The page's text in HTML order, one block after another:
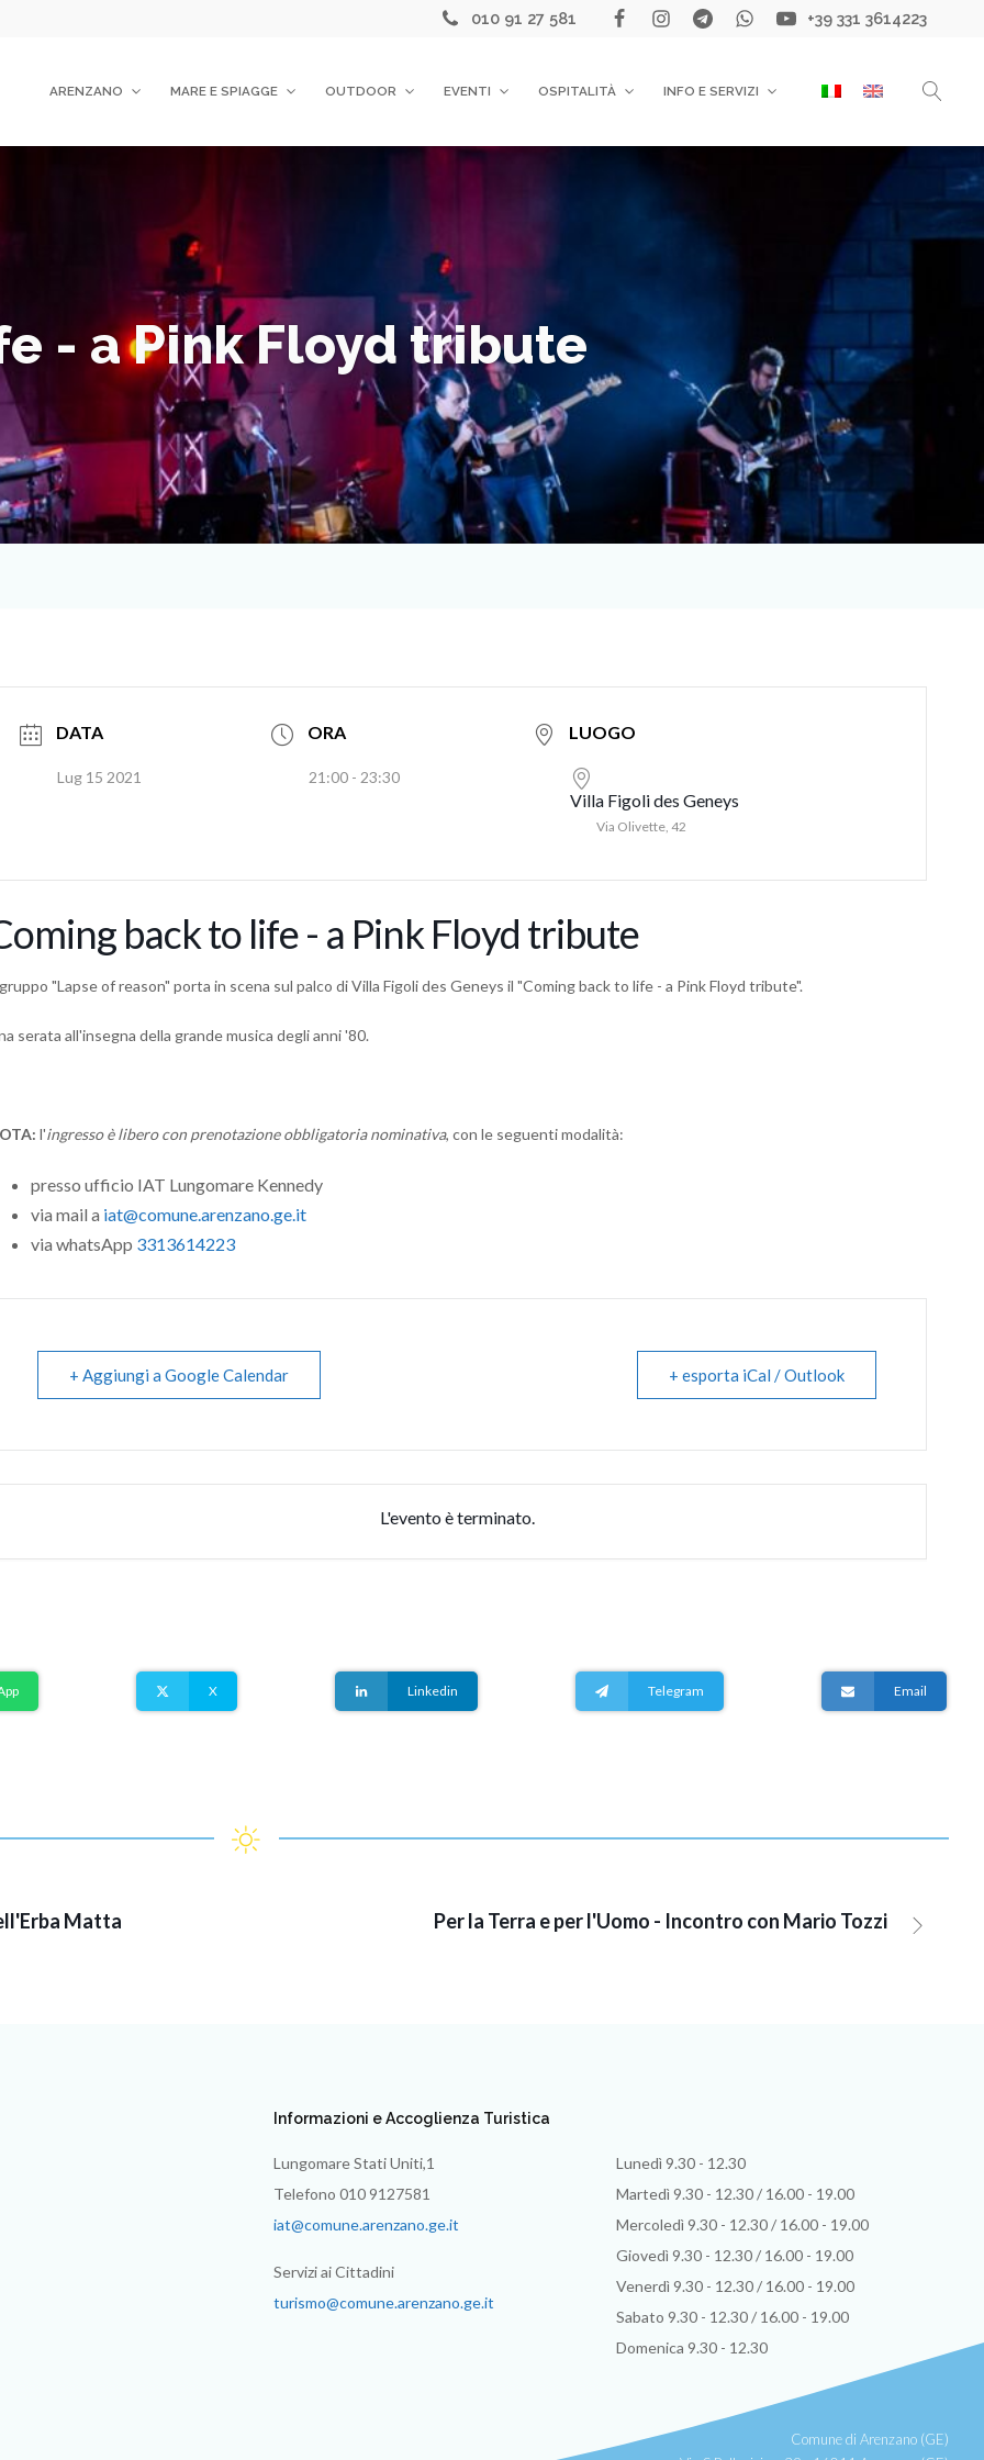
010 91 27 581 +39 331 3614223
ARENZANO MARE E SPIAGGE OUTDOOR EVENTI OSPITALITÀ INFO E SERVIZI
- a Pink Floyd tribute
DATA
Lug 15 2021
ORA
21:00 - 23:30
LUOGO
Villa Figoli des Geneys
Via Olivette, 42
back to life - a Pink Floyd tribute
"Lapse of reason" porta in scena sul palco di Villa Figoli des Geneys il "Coming back to life - a Pink Floyd tribute".
serata all'insegna della grande musica degli anni '80.
l'ingresso è libero con prenotazione obbligatoria nominativa, con le seguenti modalità:
presso ufficio IAT Lungomare Kennedy
via mail a iat@comune.arenzano.ge.it
via whatsApp 3313614223
+ Aggiungi a Google Calendar + esporta iCal / Outlook
L'evento è terminato.
X Email
Linkedin Telegram
Matta Per la Terra e per l'Uomo - Incontro con Mario Tozzi
Informazioni e Accoglienza Turistica
Lungomare Stati Uniti,1
Telefono 010 9127581
iat@comune.arenzano.ge.it
Servizi ai Cittadini
turismo@comune.arenzano.ge.it
Lunedì 9.30 - 12.30
Martedì 9.30 - 12.30 / 16.00 - 19.00
Mercoledì 9.30 - 12.30 / 16.00 - 19.00
Giovedì 9.30 - 12.30 / 16.00 - 19.00
Venerdì 9.30 - 12.30 / 16.00 - 19.00
Sabato 9.30 - 12.30 / 16.00 - 19.00
Domenica 9.30 - 12.30
Comune di Arenzano (GE)